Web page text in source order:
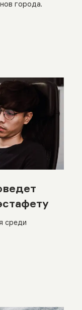
города.
среди